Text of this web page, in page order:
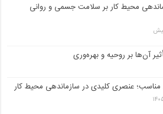
محیط کار بر سلامت جسمی و روانی
آن‌ها بر روحیه و بهره‌وری
مناسب؛ عنصری کلیدی در سازماندهی محیط کار